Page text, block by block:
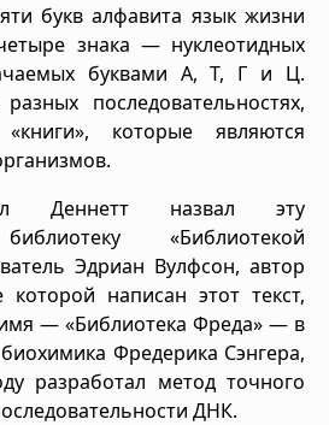
букв алфавита язык жизни
знака — нуклеотидных
буквами А, Т, Г и Ц.
последовательностях,
которые являются
Деннетт назвал эту
«Библиотекой
Эдриан Вулфсон, автор
написан этот текст,
имя — «Библиотека Фреда» — в
Фредерика Сэнгера,
разработал метод точного
ДНК.